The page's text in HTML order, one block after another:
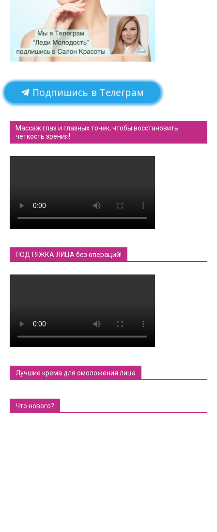
Подпишись в Телеграм
Массаж глаз и глазных точек, чтобы восстановить
четкость зрения!
ПОДТЯЖКА ЛИЦА без операций!
Лучшие крема для омоложения лица
Что нового?